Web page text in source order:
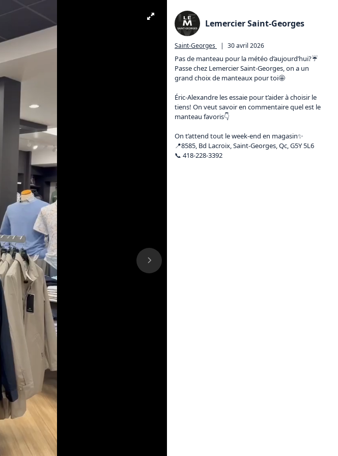
Lemercier Saint-Georges
Saint-Georges | 30 avril 2026
Pas de manteau pour la météo d’aujourd’hui?☔️
Passe chez Lemercier Saint-Georges, on a un
grand choix de manteaux pour toi🤩
Éric-Alexandre les essaie pour t’aider à choisir le
tiens! On veut savoir en commentaire quel est le
manteau favoris👇
On t’attend tout le week-end en magasin✨
📍8585, Bd Lacroix, Saint-Georges, Qc, G5Y 5L6
📞 418-228-3392